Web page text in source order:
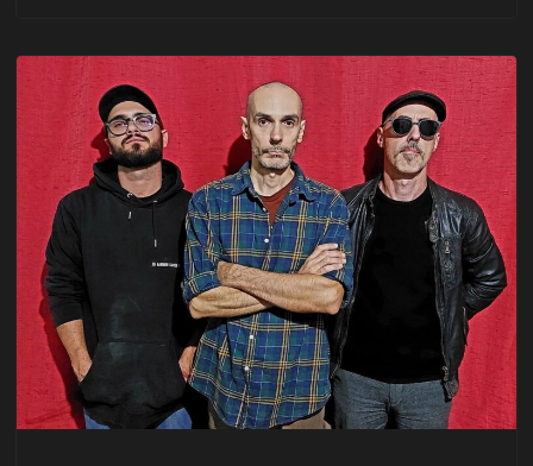
prowadzi jednocześnie ku nieznanemu i ku
nieuchronności losu. „The …